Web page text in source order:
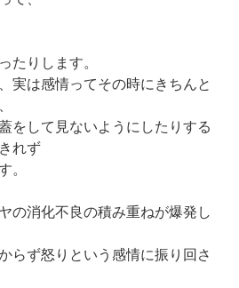
たりします。
実は感情ってその時にきちんと
をして見ないようにしたりする
れず
。
の消化不良の積み重ねが爆発し
らず怒りという感情に振り回さ